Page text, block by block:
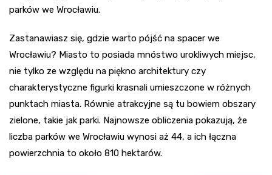
parków we Wrocławiu.
Zastanawiasz się, gdzie warto pójść na spacer we
Wrocławiu? Miasto to posiada mnóstwo urokliwych miejsc,
nie tylko ze względu na piękno architektury czy
charakterystyczne figurki krasnali umieszczone w różnych
punktach miasta. Równie atrakcyjne są tu bowiem obszary
zielone, takie jak parki. Najnowsze obliczenia pokazują, że
liczba parków we Wrocławiu wynosi aż 44, a ich łączna
powierzchnia to około 810 hektarów.